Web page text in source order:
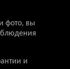
фото, вы
и